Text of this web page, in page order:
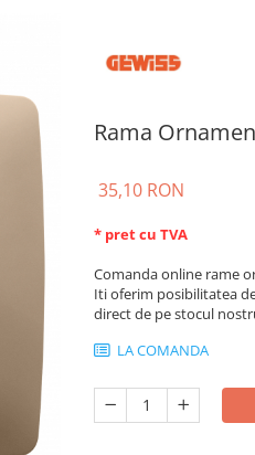
Rama
35,10 RON
* pret cu TVA
Comanda online rame
Iti oferim posibilitatea
direct de pe stocul
LA COMANDA